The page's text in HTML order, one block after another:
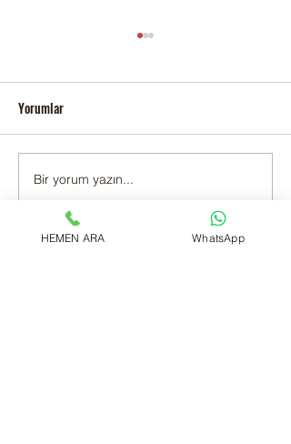
Kartal Topselvi Adak Kurban
Satış ve Kesim
Yorumlar
Bir yorum yazın...
HEMEN ARA WhatsApp